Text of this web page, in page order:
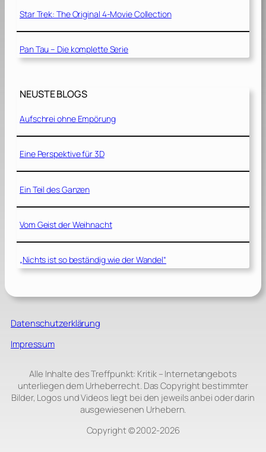
Star Trek: The Original 4-Movie Collection
Pan Tau – Die komplette Serie
NEUSTE BLOGS
Aufschrei ohne Empörung
Eine Perspektive für 3D
Ein Teil des Ganzen
Vom Geist der Weihnacht
„Nichts ist so beständig wie der Wandel“
Datenschutzerklärung
Impressum
Alle Inhalte des Treffpunkt: Kritik – Internetangebots
unterliegen dem Urheberrecht. Das Copyright bestimmter
Bilder, Logos und Videos liegt bei den jeweils anbei oder darin
ausgewiesenen Urhebern.
Copyright © 2002‑2026